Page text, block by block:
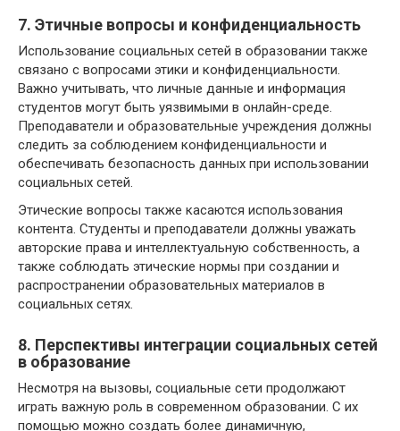
7. Этичные вопросы и конфиденциальность
Использование социальных сетей в образовании также
связано с вопросами этики и конфиденциальности.
Важно учитывать, что личные данные и информация
студентов могут быть уязвимыми в онлайн-среде.
Преподаватели и образовательные учреждения должны
следить за соблюдением конфиденциальности и
обеспечивать безопасность данных при использовании
социальных сетей.
Этические вопросы также касаются использования
контента. Студенты и преподаватели должны уважать
авторские права и интеллектуальную собственность, а
также соблюдать этические нормы при создании и
распространении образовательных материалов в
социальных сетях.
8. Перспективы интеграции социальных сетей
в образование
Несмотря на вызовы, социальные сети продолжают
играть важную роль в современном образовании. С их
помощью можно создать более динамичную,